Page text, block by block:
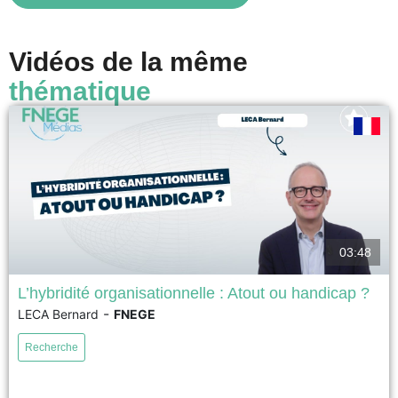
voir
Vidéos de la même
thématique
17ème Prix académique de la recherche en management – Prix Syntec
Conseil 2026 – Meilleur article de recherche en management La recherche
a examiné comment les organisations hybrides équilibrent des valeurs
03:48
L’hybridité organisationnelle : Atout ou handicap ?
LECA Bernard - FNEGE
Recherche